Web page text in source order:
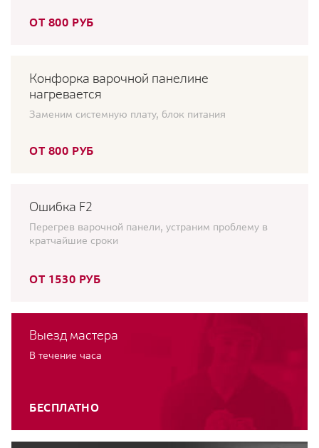
ОТ 800 РУБ
Конфорка варочной панелине
нагревается
Заменим системную плату, блок питания
ОТ 800 РУБ
Ошибка F2
Перегрев варочной панели, устраним проблему в
кратчайшие сроки
ОТ 1530 РУБ
Выезд мастера
В течение часа
БЕСПЛАТНО